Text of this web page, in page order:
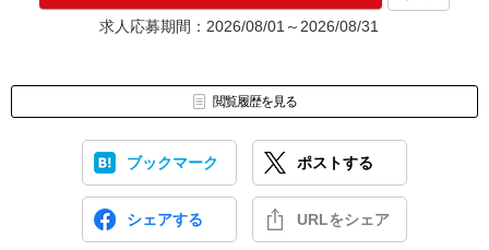
★入社前に配属先が決定する場合もございます。
いずれの場合も、入社された時点で給与が発生します。（当社規
株式会社テクノ・サービス 川越営業所
〒350-1123 埼玉県川越市脇田本町14-1 日本生命川越ビル4階
求人応募期間：2026/08/01～2026/08/31
閲覧履歴を見る
ブックマーク ポストする
シェアする URLをシェア